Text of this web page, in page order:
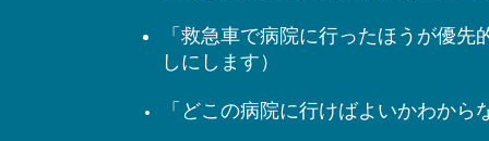
「救急車で病院に行ったほうが優
しにします）
「どこの病院に行けばよいかわか